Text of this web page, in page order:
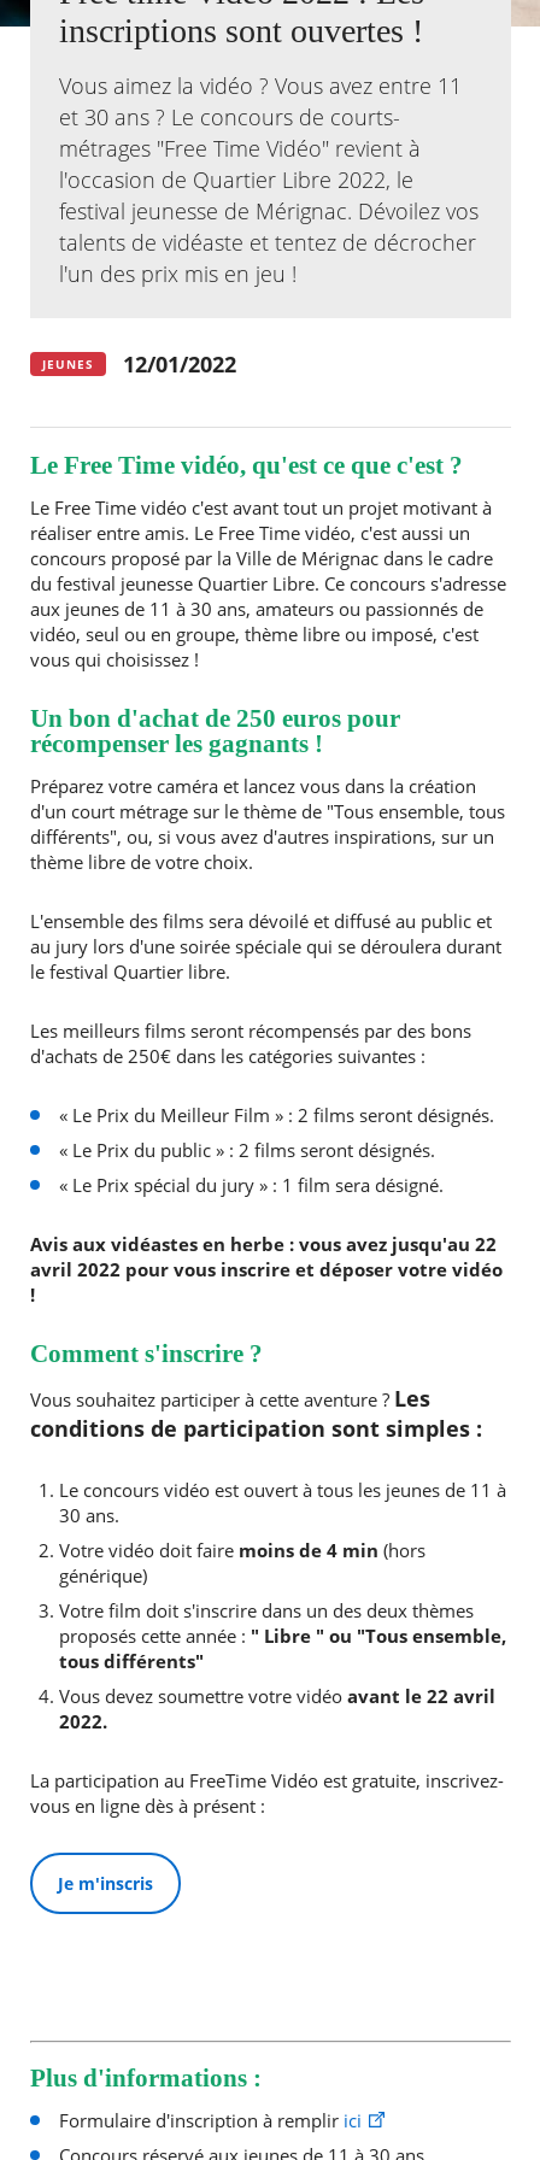
Les
Actualités
Kiosque
Espace de services en ligne
Facebook
X Instagram
Youtube
Linkedin
RECHERCHER ...
inscriptions sont ouvertes !
Vous aimez la vidéo ? Vous avez entre 11
et 30 ans ? Le concours de courts-
métrages "Free Time Vidéo" revient à
l'occasion de Quartier Libre 2022, le
festival jeunesse de Mérignac. Dévoilez vos
talents de vidéaste et tentez de décrocher
l'un des prix mis en jeu !
JEUNES 12/01/2022
Le Free Time vidéo, qu'est ce que c'est ?
Le Free Time vidéo c'est avant tout un projet motivant à
réaliser entre amis. Le Free Time vidéo, c'est aussi un
concours proposé par la Ville de Mérignac dans le cadre
du festival jeunesse Quartier Libre. Ce concours s'adresse
aux jeunes de 11 à 30 ans, amateurs ou passionnés de
vidéo, seul ou en groupe, thème libre ou imposé, c'est
vous qui choisissez !
Un bon d'achat de 250 euros pour
récompenser les gagnants !
Préparez votre caméra et lancez vous dans la création
d'un court métrage sur le thème de "Tous ensemble, tous
différents", ou, si vous avez d'autres inspirations, sur un
thème libre de votre choix.
L'ensemble des films sera dévoilé et diffusé au public et
au jury lors d'une soirée spéciale qui se déroulera durant
le festival Quartier libre.
Les meilleurs films seront récompensés par des bons
d'achats de 250€ dans les catégories suivantes :
« Le Prix du Meilleur Film » : 2 films seront désignés.
« Le Prix du public » : 2 films seront désignés.
« Le Prix spécial du jury » : 1 film sera désigné.
Avis aux vidéastes en herbe : vous avez jusqu'au 22
avril 2022 pour vous inscrire et déposer votre vidéo
!
Comment s'inscrire ?
Vous souhaitez participer à cette aventure ? Les
conditions de participation sont simples :
Le concours vidéo est ouvert à tous les jeunes de 11 à
30 ans.
Votre vidéo doit faire moins de 4 min (hors
générique)
Votre film doit s'inscrire dans un des deux thèmes
proposés cette année : " Libre " ou "Tous ensemble,
tous différents"
Vous devez soumettre votre vidéoavant le 22 avril
2022.
La participation au FreeTime Vidéo est gratuite, inscrivez-
vous en ligne dès à présent :
Je m'inscris
Plus d'informations :
Formulaire d'inscription à remplir ici